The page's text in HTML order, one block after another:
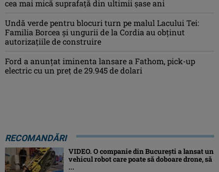
cea mai mică suprafață din ultimii șase ani
Undă verde pentru blocuri turn pe malul Lacului Tei:
Familia Borcea și ungurii de la Cordia au obținut
autorizațiile de construire
Ford a anunțat iminenta lansare a Fathom, pick-up
electric cu un preț de 29.945 de dolari
RECOMANDĂRI
VIDEO. O companie din București a lansat un
vehicul robot care poate să doboare drone, să
...